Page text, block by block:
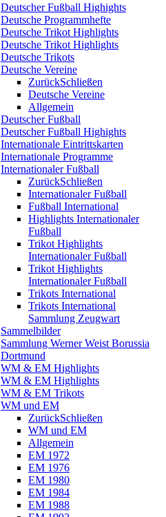
Deutscher Fußball Highights
Deutsche Programmhefte
Deutsche Trikot Highlights
Deutsche Trikot Highlights
Deutsche Trikots
Deutsche Vereine
ZurückSchließen
Deutsche Vereine
Allgemein
Deutscher Fußball
Deutscher Fußball Highights
Internationale Eintrittskarten
Internationale Programme
Internationaler Fußball
ZurückSchließen
Internationaler Fußball
Fußball International
Highlights Internationaler
Fußball
Trikot Highlights
Internationaler Fußball
Trikot Highlights
Internationaler Fußball
Trikots International
Trikots International
Sammlung Zeugwart
Sammelbilder
Sammlung Werner Weist Borussia
Dortmund
WM & EM Highlights
WM & EM Highlights
WM & EM Trikots
WM und EM
ZurückSchließen
WM und EM
Allgemein
EM 1972
EM 1976
EM 1980
EM 1984
EM 1988